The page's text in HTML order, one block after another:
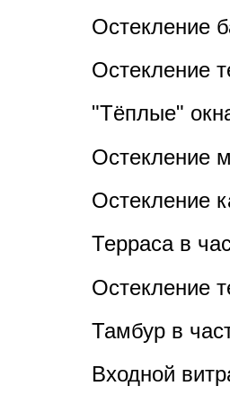
Остекление
Остекление
"Тёплые"
Остекление
Остекление
Терраса в
Остекление
Тамбур в
Входной